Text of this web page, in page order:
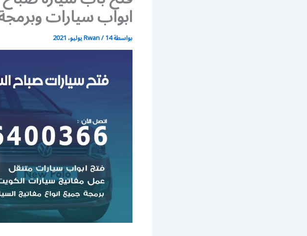
ابواب سيارات
بواسطة Rwan/14 يوليو، 2021